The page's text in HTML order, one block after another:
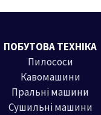
ПОБУТОВА ТЕХНІКА
Пилососи
Кавомашини
Пральні машини
Сушильні машини